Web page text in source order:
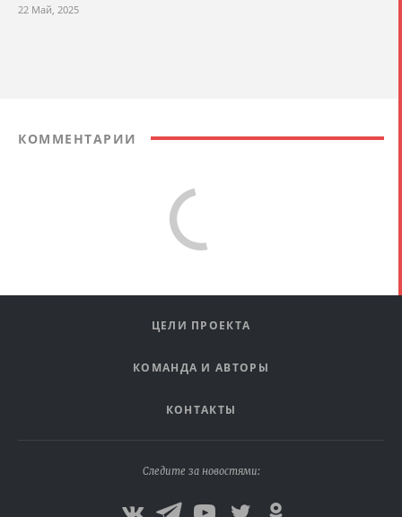
22 Май, 2025
КОММЕНТАРИИ
ЦЕЛИ ПРОЕКТА
КОМАНДА И АВТОРЫ
КОНТАКТЫ
Следите за новостями: